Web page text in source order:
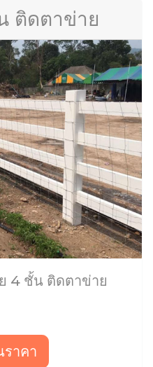
ติดตาข่าย
4 ชั้น ติดตาข่าย
ราคา